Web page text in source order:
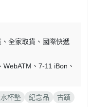
全家取貨
國際快遞
WebATM
7-11 iBon
杯墊 紀念品 古蹟